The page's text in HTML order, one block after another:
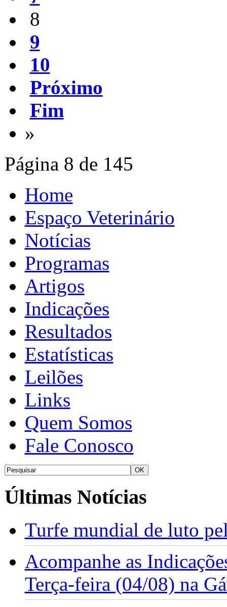
8
9
10
Próximo
Fim
»
Página 8 de 145
Home
Espaço Veterinário
Notícias
Programas
Artigos
Indicações
Resultados
Estatísticas
Leilões
Links
Quem Somos
Fale Conosco
Últimas Notícias
Turfe mundial de luto
Acompanhe as
Terça-feira (04/08) na